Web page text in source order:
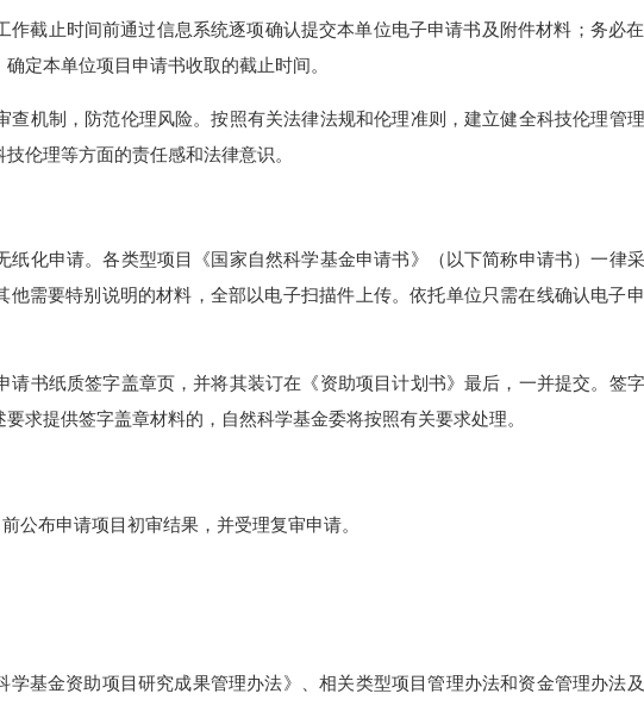
载《2023年度国家自然科学基金依托单位项目申请承诺书》，由法定代表
次）。依托单位完成上述承诺程序后方可申请项目。
工作截止时间前通过信息系统逐项确认提交本单位电子申请书及附件材料
，确定本单位项目申请书收取的截止时间。
审查机制，防范伦理风险。按照有关法律法规和伦理准则，建立健全科技
科技伦理等方面的责任感和法律意识。
申请书纸质签字盖章页，并将其装订在《资助项目计划书》最后，一并提
述要求提供签字盖章材料的，自然科学基金委将按照有关要求处理。
日前公布申请项目初审结果，并受理复审申请。